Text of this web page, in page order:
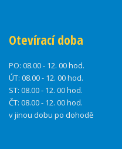
Otevírací doba
PO: 08.00 - 12. 00 hod.
ÚT: 08.00 - 12. 00 hod.
ST: 08.00 - 12. 00 hod.
ČT: 08.00 - 12. 00 hod.
v jinou dobu po dohodě